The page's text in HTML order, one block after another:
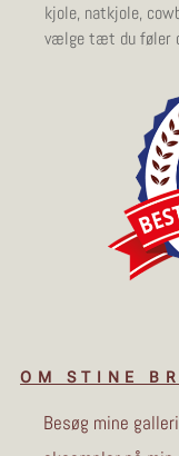
kjole, natkjole,
vælge tæt du føler
OM STINE
Besøg mine